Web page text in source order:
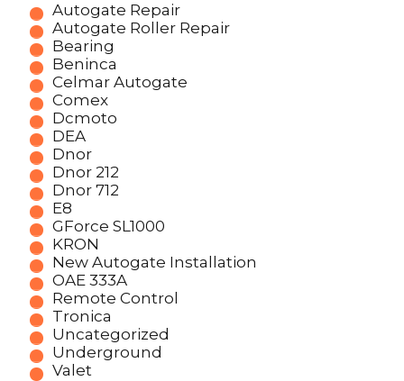
Autogate Repair
Autogate Roller Repair
Bearing
Beninca
Celmar Autogate
Comex
Dcmoto
DEA
Dnor
Dnor 212
Dnor 712
E8
GForce SL1000
KRON
New Autogate Installation
OAE 333A
Remote Control
Tronica
Uncategorized
Underground
Valet